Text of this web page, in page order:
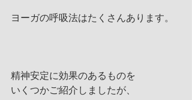
ヨーガの呼吸法はたくさんあります。
精神安定に効果のあるものを
いくつかご紹介しましたが、